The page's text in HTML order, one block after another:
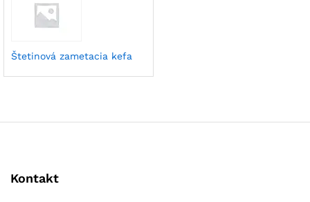
Štetinová zametacia kefa
Kontakt